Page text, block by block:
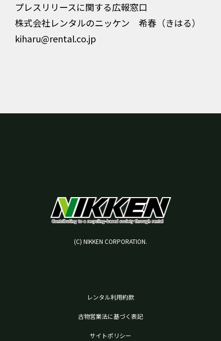
プレスリリースに関する広報窓口
株式会社レンタルのニッケン 希春（きはる）
kiharu@rental.co.jp
(C) NIKKEN CORPORATION.
レンタル利用約款
古物営業法に基づく表記
サイトポリシー